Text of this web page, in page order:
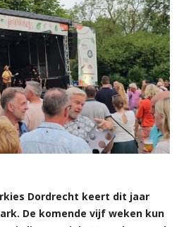
Dordrecht keert dit jaar
De komende vijf weken kun